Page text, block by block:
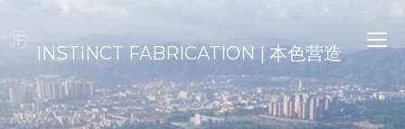
INSTINCT FABRICATION | 本色营造